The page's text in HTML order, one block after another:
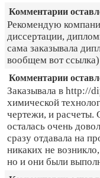
Комментарии
Рекомендую
диссертации,
сама заказывала
вообщем вот
Комментарии
Заказывала в http://
химической
чертежи, и расчеты.
осталась очень
сразу отдавала на
никаких не
но и они были